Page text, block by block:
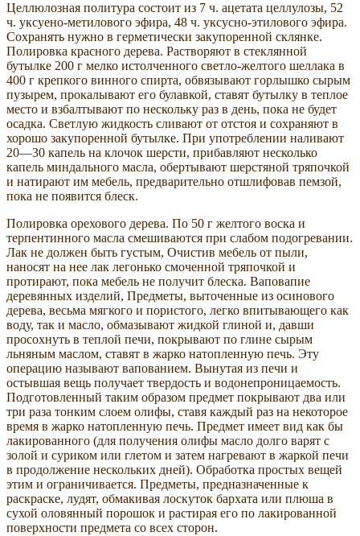
Целлюлозная политура состоит из 7 ч. ацетата целлулозы, 52
ч. уксуено-метилового эфира, 48 ч. уксусно-этилового эфира.
Сохранять нужно в герметически закупоренной склянке.
Полировка красного дерева. Растворяют в стеклянной
бутылке 200 г мелко истолченного светло-желтого шеллака в
400 г крепкого винного спирта, обвязывают горлышко сырым
пузырем, прокалывают его булавкой, ставят бутылку в теплое
место и взбалтывают по нескольку раз в день, пока не будет
осадка. Светлую жидкость сливают от отстоя и сохраняют в
хорошо закупоренной бутылке. При употреблении наливают
20—30 капель на клочок шерсти, прибавляют несколько
капель миндального масла, обертывают шерстяной тряпочкой
и натирают им мебель, предварительно отшлифовав пемзой,
пока не появится блеск.
Полировка орехового дерева. По 50 г желтого воска и
терпентинного масла смешиваются при слабом подогревании.
Лак не должен быть густым, Очистив мебель от пыли,
наносят на нее лак легонько смоченной тряпочкой и
протирают, пока мебель не получит блеска. Ваповапие
деревянных изделий, Предметы, выточенные из осинового
дерева, весьма мягкого и пористого, легко впитывающего как
воду, так и масло, обмазывают жидкой глиной и, давши
просохнуть в теплой печи, покрывают по глине сырым
льняным маслом, ставят в жарко натопленную печь. Эту
операцию называют вапованием. Вынутая из печи и
остывшая вещь получает твердость и водонепроницаемость.
Подготовленный таким образом предмет покрывают два или
три раза тонким слоем олифы, ставя каждый раз на некоторое
время в жарко натопленную печь. Предмет имеет вид как бы
лакированного (для получения олифы масло долго варят с
золой и суриком или глетом и затем нагревают в жаркой печи
в продолжение нескольких дней). Обработка простых вещей
этим и ограничивается. Предметы, предназначенные к
раскраске, лудят, обмакивая лоскуток бархата или плюша в
сухой оловянный порошок и растирая его по лакированной
поверхности предмета со всех сторон.